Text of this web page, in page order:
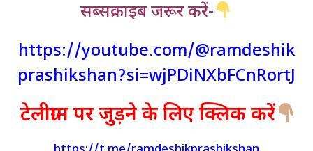
सब्सक्राइब जरूर करें-
https://youtube.com/@ramdeshik
prashikshan?si=wjPDiNXbFCnRortJ
टेलीग्राम पर जुड़ने के लिए क्लिक करें